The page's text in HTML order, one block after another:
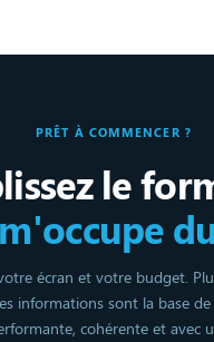
PRÊT À COMMENCER ?
le
écran et votre budget.
informations sont la base
cohérente et avec